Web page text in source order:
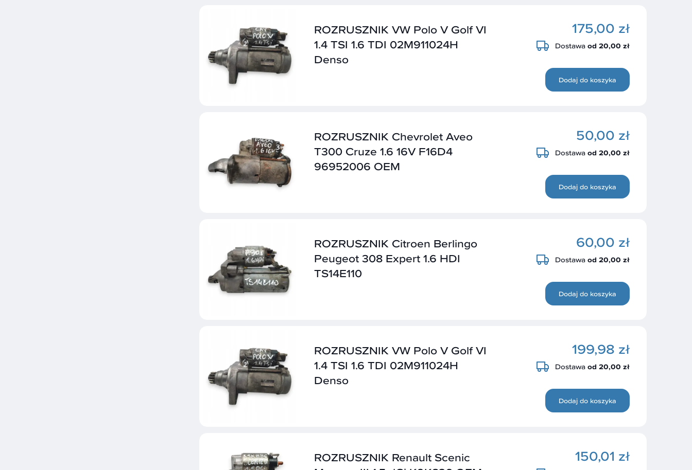
ROZRUSZNIK VW Polo V Golf VI
1.4 TSI 1.6 TDI 02M911024H
Denso
175,00 zł
Dostawa od 20,00 zł
Dodaj do koszyka
ROZRUSZNIK Chevrolet Aveo
T300 Cruze 1.6 16V F16D4
96952006 OEM
50,00 zł
Dostawa od 20,00 zł
Dodaj do koszyka
ROZRUSZNIK Citroen Berlingo
Peugeot 308 Expert 1.6 HDI
TS14E110
60,00 zł
Dostawa od 20,00 zł
Dodaj do koszyka
ROZRUSZNIK VW Polo V Golf VI
1.4 TSI 1.6 TDI 02M911024H
Denso
199,98 zł
Dostawa od 20,00 zł
Dodaj do koszyka
ROZRUSZNIK Renault Scenic
150,01 zł